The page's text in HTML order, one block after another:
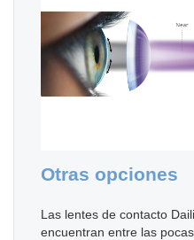
Otras opciones
Las lentes de contacto
encuentran entre las